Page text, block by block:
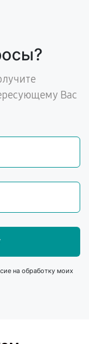
Вас
на обработку моих